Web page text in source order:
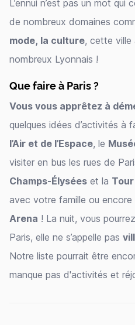
L’ennui n’est pas un mot qui
de nombreux domaines
mode, la culture, cette ville
nombreux Lyonnais !
Que faire à Paris ?
Vous vous apprêtez à
quelques idées d’activités à
l’Air et de l’Espace, le
visiter en bus les rues de
Champs-Élysées et la
avec votre famille ou encore
Arena ! La nuit, vous
Paris, elle ne s’appelle pas
Notre liste pourrait être
manque pas d'activités et